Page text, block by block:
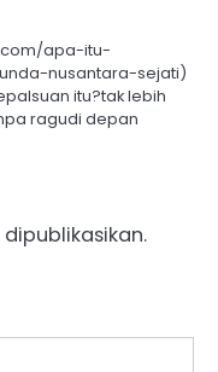
apa-itu-
nusantara-sejati)
itu?tak lebih
ragudi depan